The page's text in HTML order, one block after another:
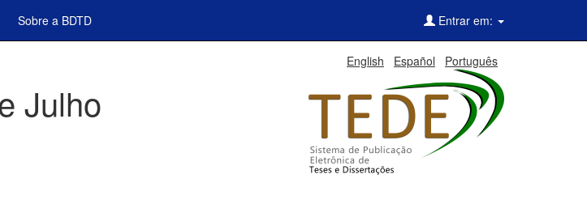
Sobre a BDTD Entrar em:
English Español Português
Julho